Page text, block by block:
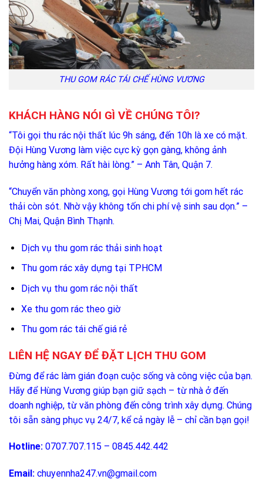
THU GOM RÁC TÁI CHẾ HÙNG VƯƠNG
KHÁCH HÀNG NÓI GÌ VỀ CHÚNG TÔI?
“Tôi gọi thu rác nội thất lúc 9h sáng, đến 10h là xe có mặt.
Đội Hùng Vương làm việc cực kỳ gọn gàng, không ảnh
hưởng hàng xóm. Rất hài lòng.” – Anh Tân, Quận 7.
“Chuyển văn phòng xong, gọi Hùng Vương tới gom hết rác
thải còn sót. Nhờ vậy không tốn chi phí vệ sinh sau dọn.” –
Chị Mai, Quận Bình Thạnh.
Dịch vụ thu gom rác thải sinh hoạt
Thu gom rác xây dựng tại TPHCM
Dịch vụ thu gom rác nội thất
Xe thu gom rác theo giờ
Thu gom rác tái chế giá rẻ
LIÊN HỆ NGAY ĐỂ ĐẶT LỊCH THU GOM
Đừng để rác làm gián đoạn cuộc sống và công việc của bạn.
Hãy để Hùng Vương giúp bạn giữ sạch – từ nhà ở đến
doanh nghiệp, từ văn phòng đến công trình xây dựng. Chúng
tôi sẵn sàng phục vụ 24/7, kể cả ngày lễ – chỉ cần bạn gọi!
Hotline: 0707.707.115 – 0845.442.442
Email: chuyennha247.vn@gmail.com